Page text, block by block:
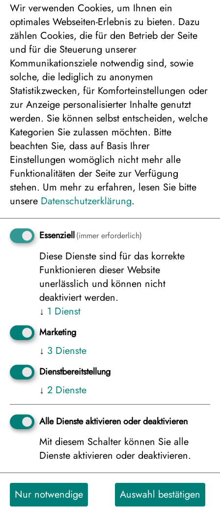
Varsta Hütte in 2er Belegung
3.152 €
Varsta Hütte in 3er Belegung
3.152 €
Varsta Hütte in 4er Belegung
3.152 €
Varsta Hütte in 5er Belegung
Varsta Hütte in 6er Belegung
Suopursu Hütte in 4er Belegung
3.386 €
Suopursu Hütte in 5er Belegung
Wir verwenden Cookies, um Ihnen ein
optimales Webseiten-Erlebnis zu bieten. Dazu
zählen Cookies, die für den Betrieb der Seite
und für die Steuerung unserer
Kommunikationsziele notwendig sind, sowie
solche, die lediglich zu anonymen
Statistikzwecken, für Komforteinstellungen oder
zur Anzeige personalisierter Inhalte genutzt
werden. Sie können selbst entscheiden, welche
Kategorien Sie zulassen möchten. Bitte
beachten Sie, dass auf Basis Ihrer
Einstellungen womöglich nicht mehr alle
Funktionalitäten der Seite zur Verfügung
stehen. Um mehr zu erfahren, lesen Sie bitte
unsere Datenschutzerklärung.
Essenziell(immer erforderlich)
Diese Dienste sind für das korrekte
Funktionieren dieser Website
unerlässlich und können nicht
deaktiviert werden.
↓ 1 Dienst
Marketing
↓ 3 Dienste
Dienstbereitstellung
↓ 2 Dienste
Alle Dienste aktivieren oder deaktivieren
Mit diesem Schalter können Sie alle
Dienste aktivieren oder deaktivieren.
Nur notwendige Auswahl bestätigen